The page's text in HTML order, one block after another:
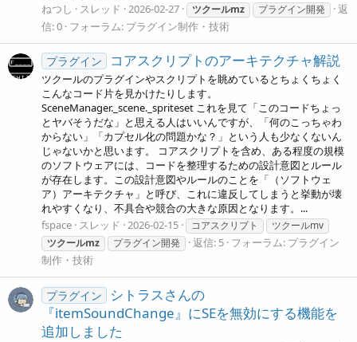
ねつし
スレッド 2026-02-27 ツクールmz プラグイン開発
返
信: 0 フォーラム: プラグイン制作・技術
プラグイン コアスクリプトのアーキテクチャ解説
ツクールのプラグインやスクリプトを眺めているとちょくちょく
こんなコード片を見かけたりします。
SceneManager._scene._spriteset これを見て「このコードちょっ
とヤバそうだな」と思える人はいいんですが、「何のこっちゃわ
からない」「カプセル化の問題かな？」という人も少なくないん
じゃないかと思います。 コアスクリプトを含め、ある程度の規模
のソフトウェアには、コードを整理するための設計意図とルール
が存在します。この設計意図やルールのことを「（ソフトウェ
ア）アーキテクチャ」と呼び、これに違反してしまうと挙動が壊
れやすくなり、不具合や競合の大きな原因となります。...
fspace スレッド 2026-02-15 コアスクリプト
ツクールmv
ツクールmz
プラグイン開発 返信: 5 フォーラム: プラグイン
制作・技術
プラグイン
シトラスさんの
『itemSoundChange』にSEを無効にする機能を
追加しました